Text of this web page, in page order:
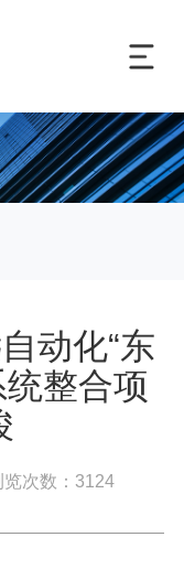
动化“东
整合项
览次数：3124